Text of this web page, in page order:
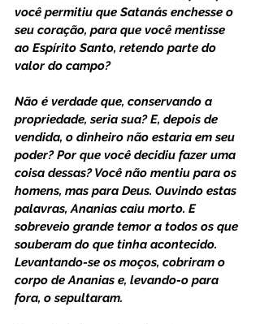
você permitiu que Satanás enchesse o
seu coração, para que você mentisse
ao Espírito Santo, retendo parte do
valor do campo?
Não é verdade que, conservando a
propriedade, seria sua? E, depois de
vendida, o dinheiro não estaria em seu
poder? Por que você decidiu fazer uma
coisa dessas? Você não mentiu para os
homens, mas para Deus. Ouvindo estas
palavras, Ananias caiu morto. E
sobreveio grande temor a todos os que
souberam do que tinha acontecido.
Levantando-se os moços, cobriram o
corpo de Ananias e, levando-o para
fora, o sepultaram.